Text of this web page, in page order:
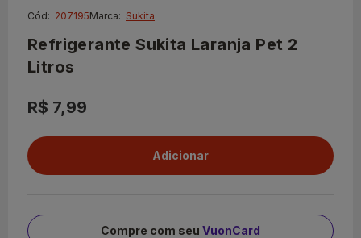
Cód: 207195Marca: Sukita
Refrigerante Sukita Laranja Pet 2
Litros
R$ 7,99
Compre com seu VuonCard